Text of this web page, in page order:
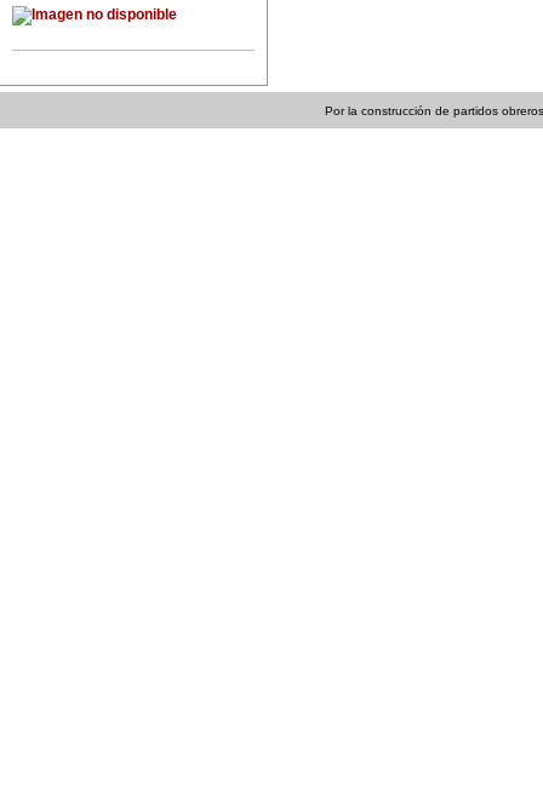
Por la construcción de partidos